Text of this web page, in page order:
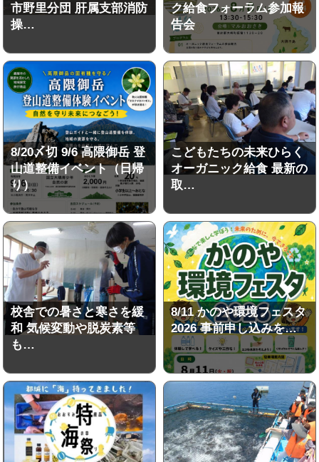
市野里分団 肝属支部消防
操…
ク給食フォーラム参加報
告会
8/20〆切 9/6 高隈御岳 登
山道整備イベント（日帰
り）
こどもたちの未来ひらく
オーガニック給食 最新の
取…
校舎での暑さと寒さを緩
和 気候変動や脱炭素等
も…
8/11 かのや環境フェスタ
2026 事前申し込みを…